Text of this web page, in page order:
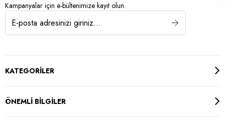
Kampanyalar için e-bültenimize kayıt olun.
KATEGORİLER
ÖNEMLİ BİLGİLER